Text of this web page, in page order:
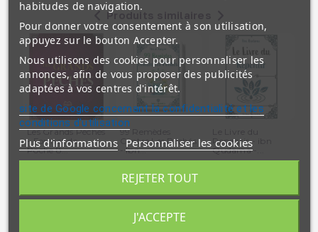
Produits similaires
Les Grands Péchés
- Format de
Poche 8...
99 Remèdes
Contre Les Péchés
- Ibn...
Repentir - ibn
Qudama -...
habitudes de navigation.
Pour donner votre consentement à son utilisation,
appuyez sur le bouton Accepter.
Nous utilisons des cookies pour personnaliser les
annonces, afin de vous proposer des publicités
adaptées à vos centres d'intérêt.
site de Google concernant la confidentialité et les
conditions d'utilisation
Plus d'informations Personnaliser les cookies
REJETER TOUT
J'ACCEPTE